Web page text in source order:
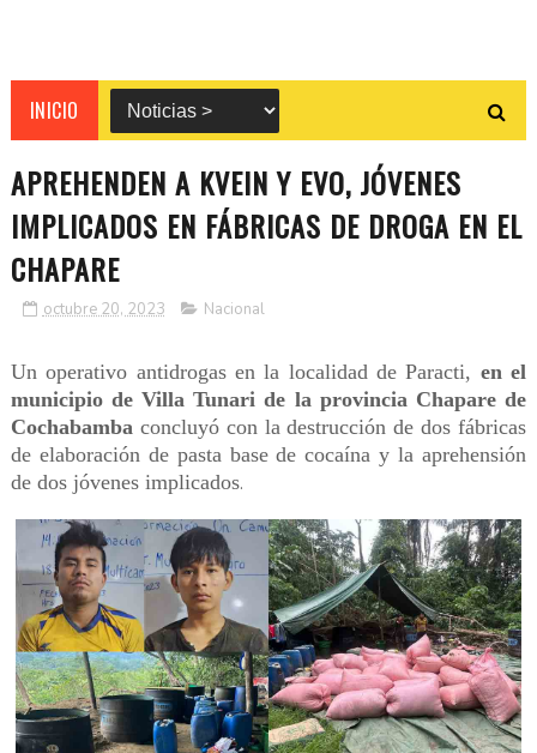
INICIO
APREHENDEN A KVEIN Y EVO, JÓVENES
IMPLICADOS EN FÁBRICAS DE DROGA EN EL
CHAPARE
octubre 20, 2023 Nacional
Un operativo antidrogas en la localidad de Paracti, en el
municipio de Villa Tunari de la provincia Chapare de
Cochabambaconcluyó con la destrucción de dos fábricas
de elaboración de pasta base de cocaína y la aprehensión
de dos jóvenes implicados.